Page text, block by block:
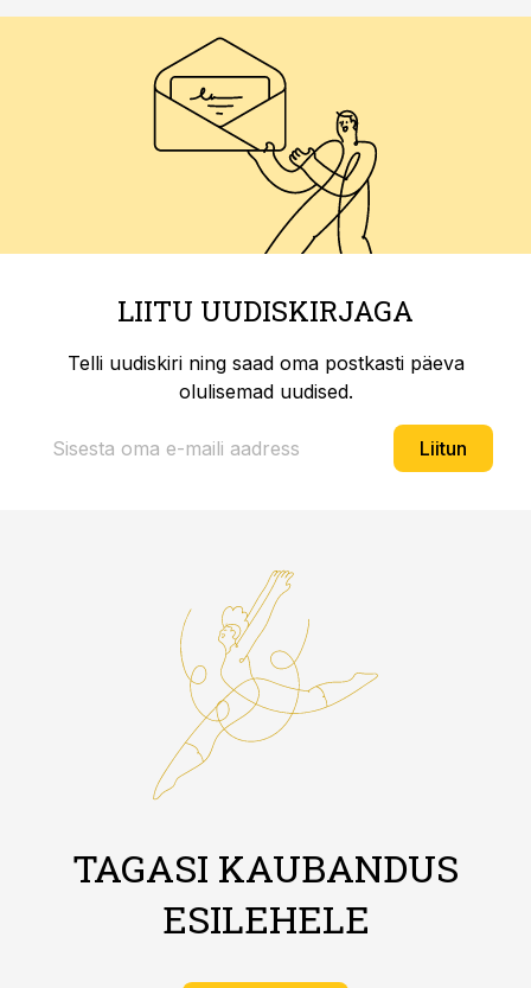
LIITU UUDISKIRJAGA
Telli uudiskiri ning saad oma postkasti päeva
olulisemad uudised.
Liitun
TAGASI KAUBANDUS
ESILEHELE